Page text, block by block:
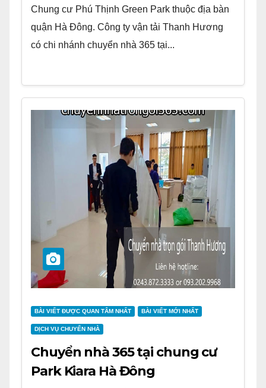
Chung cư Phú Thịnh Green Park thuộc địa bàn
quận Hà Đông. Công ty vận tải Thanh Hương
có chi nhánh chuyển nhà 365 tại...
BÀI VIẾT ĐƯỢC QUAN TÂM NHẤT BÀI VIẾT MỚI NHẤT
DỊCH VỤ CHUYỂN NHÀ
Chuyển nhà 365 tại chung cư
Park Kiara Hà Đông